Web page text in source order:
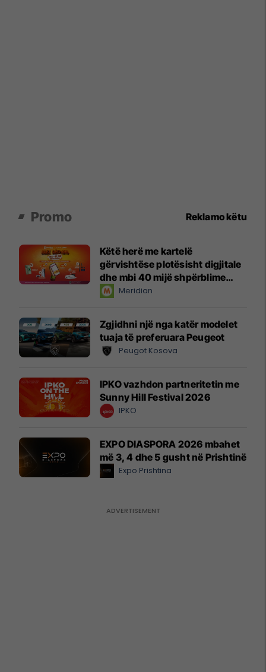
Promo Reklamo këtu
Këtë herë me kartelë
gërvishtëse plotësisht digjitale
dhe mbi 40 mijë shpërblime
instant!Meridian
Zgjidhni një nga katër modelet
tuaja të preferuara Peugeot
Peugot Kosova
IPKO vazhdon partneritetin me
Sunny Hill Festival 2026
IPKO
EXPO DIASPORA 2026 mbahet
më 3, 4 dhe 5 gusht në Prishtinë
Expo Prishtina